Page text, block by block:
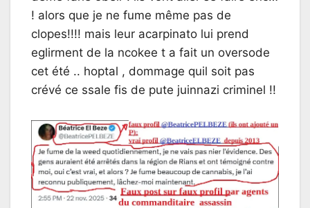
! alors que je ne fume même pas de
clopes!!!! mais leur acarpinato lui prend
eglirment de la ncokee t a fait un oversode
cet été .. hoptal , dommage quil soit pas
crévé ce ssale fis de pute juinnazi criminel !!